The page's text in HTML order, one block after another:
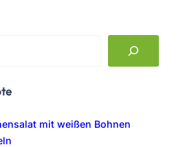
mit weißen Bohnen